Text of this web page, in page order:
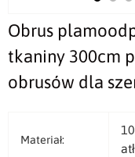
Obrus
tkaniny 300cm
obrusów dla
Materiał: